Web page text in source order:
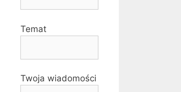
Temat
Twoja wiadomości